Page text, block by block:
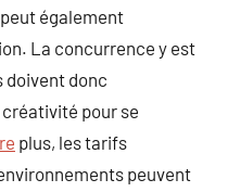
également
La concurrence y est
doivent donc
pour se
plus, les tarifs
peuvent